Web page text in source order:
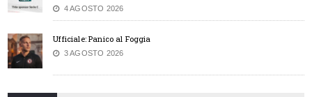
4 AGOSTO 2026
Ufficiale: Panico al Foggia
3 AGOSTO 2026